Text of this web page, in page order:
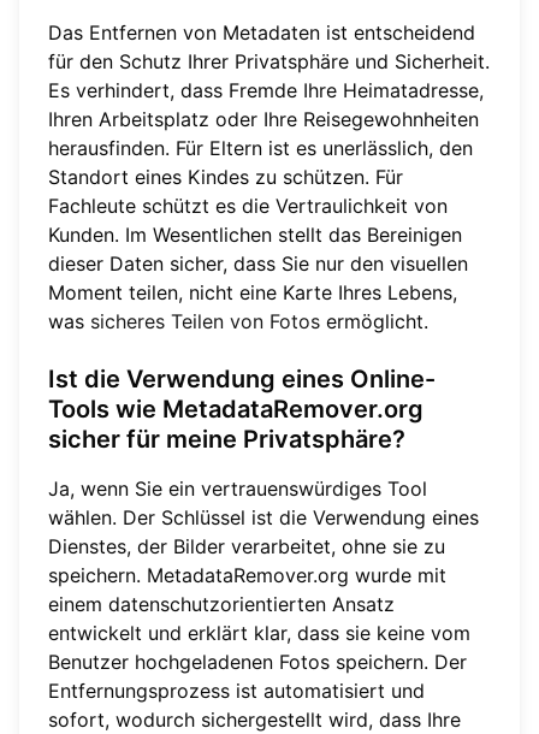
Das Entfernen von Metadaten ist entscheidend
für den Schutz Ihrer Privatsphäre und Sicherheit.
Es verhindert, dass Fremde Ihre Heimatadresse,
Ihren Arbeitsplatz oder Ihre Reisegewohnheiten
herausfinden. Für Eltern ist es unerlässlich, den
Standort eines Kindes zu schützen. Für
Fachleute schützt es die Vertraulichkeit von
Kunden. Im Wesentlichen stellt das Bereinigen
dieser Daten sicher, dass Sie nur den visuellen
Moment teilen, nicht eine Karte Ihres Lebens,
was sicheres Teilen von Fotos ermöglicht.
Ist die Verwendung eines Online-
Tools wie MetadataRemover.org
sicher für meine Privatsphäre?
Ja, wenn Sie ein vertrauenswürdiges Tool
wählen. Der Schlüssel ist die Verwendung eines
Dienstes, der Bilder verarbeitet, ohne sie zu
speichern. MetadataRemover.org wurde mit
einem datenschutzorientierten Ansatz
entwickelt und erklärt klar, dass sie keine vom
Benutzer hochgeladenen Fotos speichern. Der
Entfernungsprozess ist automatisiert und
sofort, wodurch sichergestellt wird, dass Ihre